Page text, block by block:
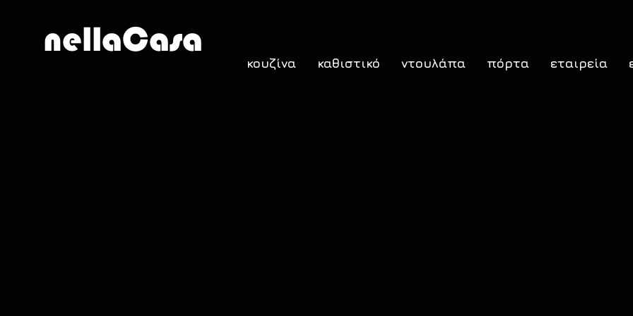
nellaCasa
κουζίνα καθιστικό ντουλάπα πόρτα εταιρεία